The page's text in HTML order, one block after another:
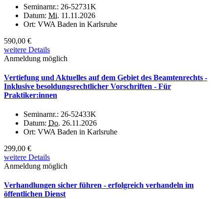
Seminarnr.: 26-52731K
Datum: Mi. 11.11.2026
Ort: VWA Baden in Karlsruhe
590,00 €
weitere Details
Anmeldung möglich
Vertiefung und Aktuelles auf dem Gebiet des Beamtenrechts -
Inklusive besoldungsrechtlicher Vorschriften - Für
Praktiker:innen
Seminarnr.: 26-52433K
Datum: Do. 26.11.2026
Ort: VWA Baden in Karlsruhe
299,00 €
weitere Details
Anmeldung möglich
Verhandlungen sicher führen - erfolgreich verhandeln im
öffentlichen Dienst